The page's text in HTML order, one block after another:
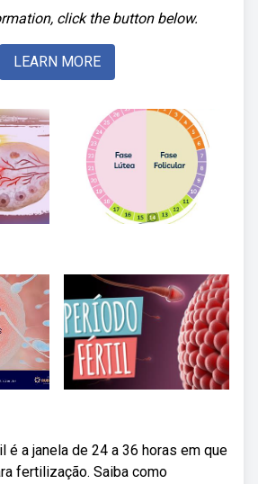
click the button below.
LEARN MORE
é a janela de 24 a 36 horas em que
fertilização. Saiba como